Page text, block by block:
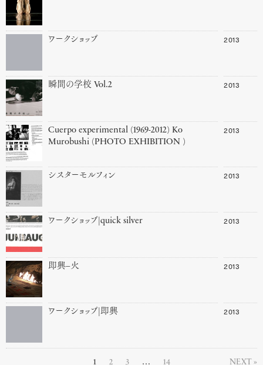
ワークショップ 2013
瞬間の学校 Vol.2 2013
Cuerpo experimental (1969-2012) Ko
Murobushi (PHOTO EXHIBITION )
2013
シスターモルフィン 2013
ワークショップ|quick silver 2013
即興–火 2013
ワークショップ|即興 2013
1 2 3 … 14 NEXT